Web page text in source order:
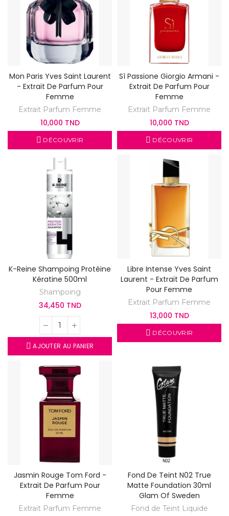
Mon Paris Yves Saint Laurent
- Extrait De Parfum Pour
Femme
Extrait Parfum Femme
10,000 TND
DÉCOUVRIR
Sì Passione Giorgio Armani -
Extrait De Parfum Pour
Femme
Extrait Parfum Femme
10,000 TND
DÉCOUVRIR
K-Reine Shampoing Protéine
Kératine 500ml
Shampoing
34,450 TND
AJOUTER AU PANIER
Libre Intense Yves Saint
Laurent - Extrait De Parfum
Pour Femme
Extrait Parfum Femme
13,000 TND
DÉCOUVRIR
Jasmin Rouge Tom Ford -
Extrait De Parfum Pour
Femme
Extrait Parfum Femme
Fond De Teint N02 True
Matte Foundation 30ml
Glam Of Sweden
Fond de Teint Liquide